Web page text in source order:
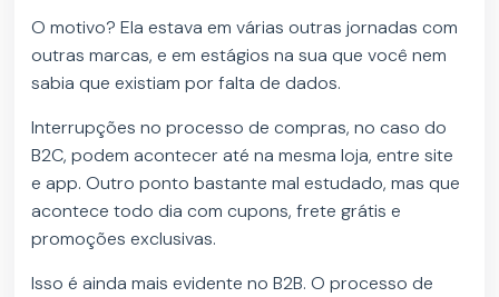
O motivo? Ela estava em várias outras jornadas com
outras marcas, e em estágios na sua que você nem
sabia que existiam por falta de dados.
Interrupções no processo de compras, no caso do
B2C, podem acontecer até na mesma loja, entre site
e app. Outro ponto bastante mal estudado, mas que
acontece todo dia com cupons, frete grátis e
promoções exclusivas.
Isso é ainda mais evidente no B2B. O processo de